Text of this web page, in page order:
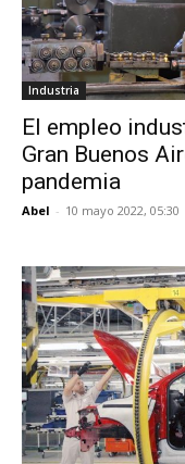
Industria
El empleo
Gran Buenos
pandemia
Abel - 10 mayo 2022, 05:30